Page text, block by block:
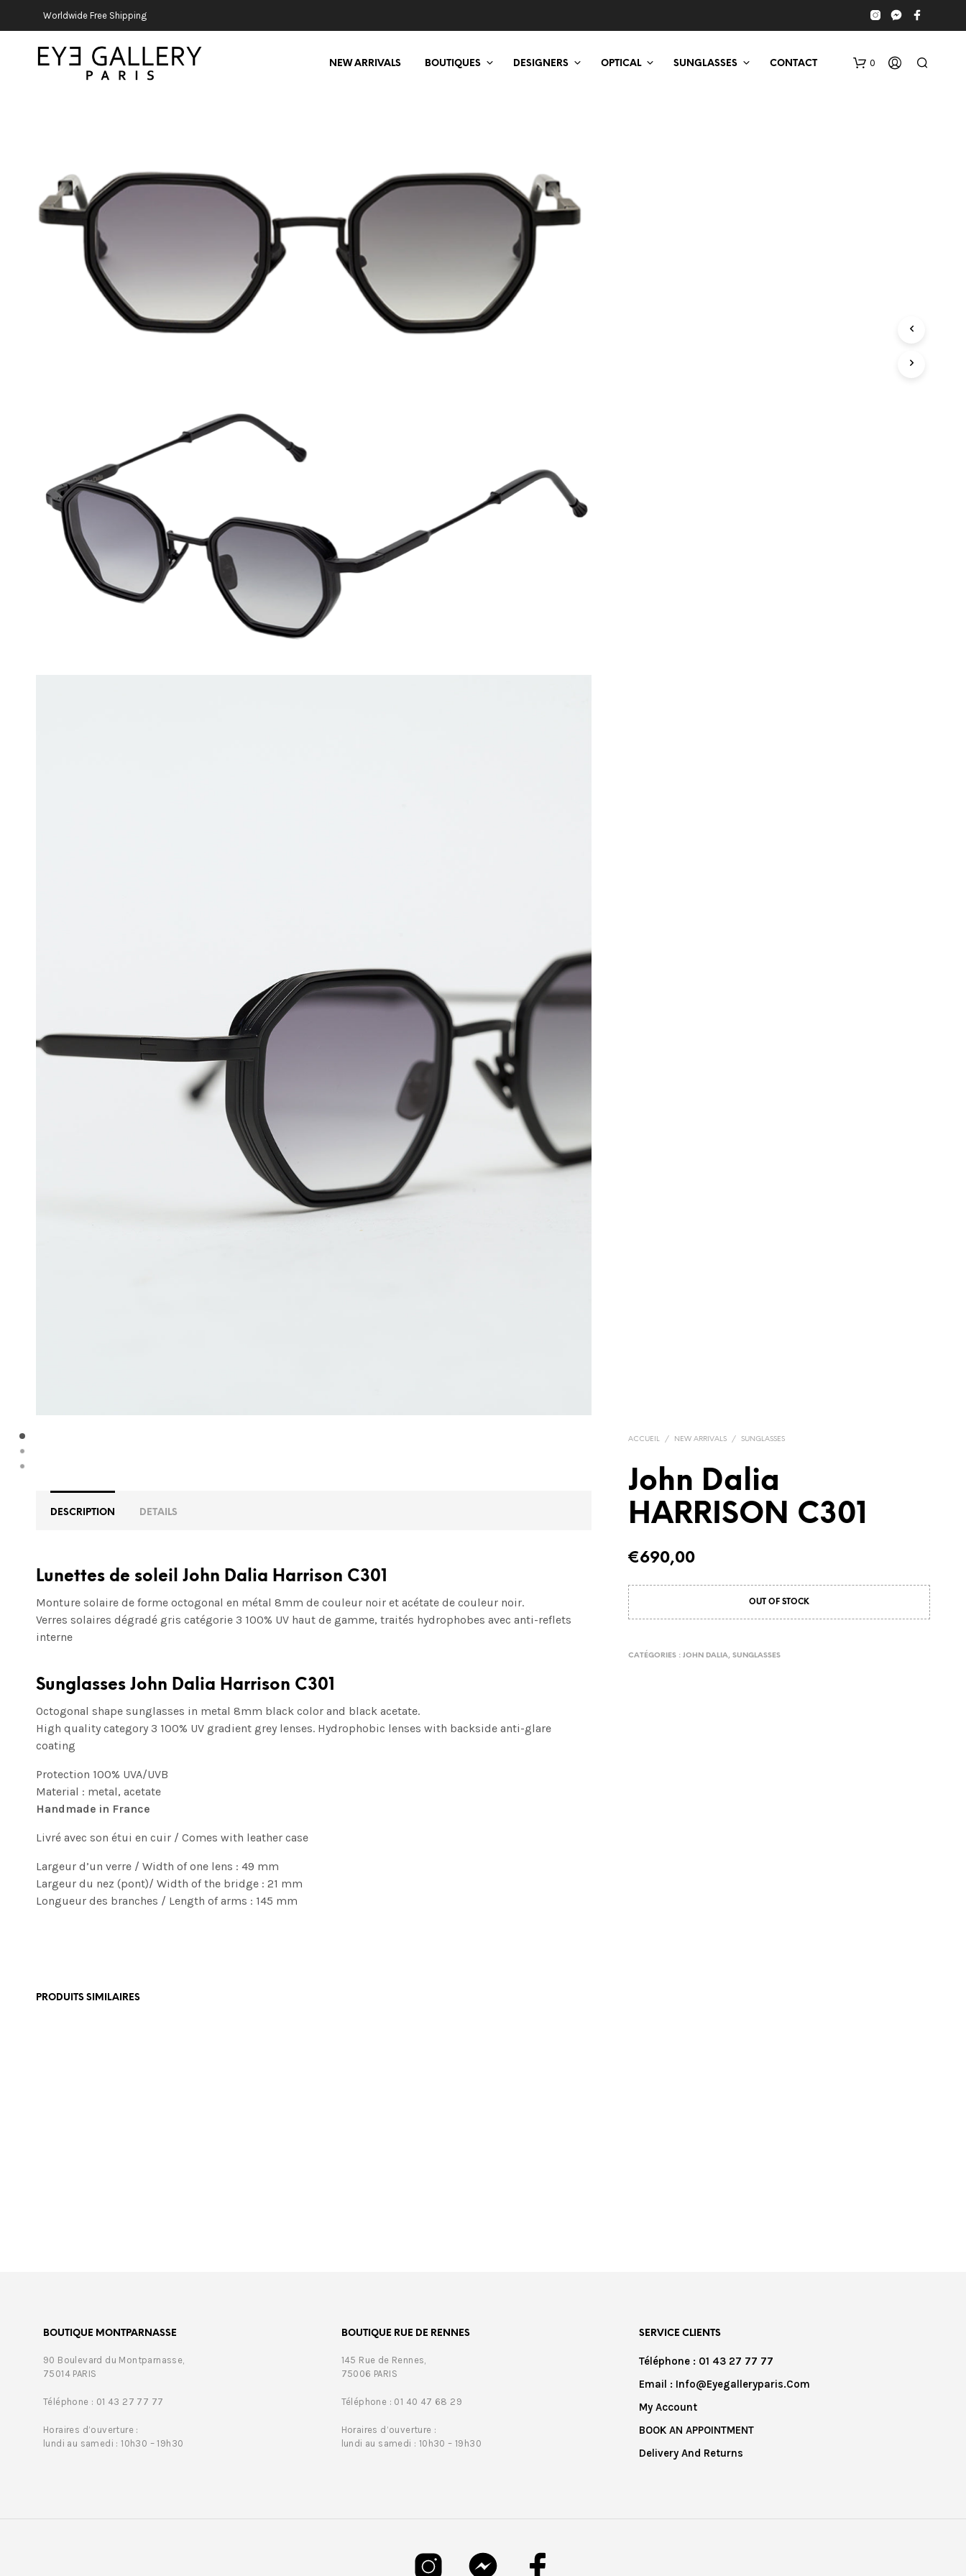
Worldwide Free Shipping
NEW ARRIVALS BOUTIQUES DESIGNERS OPTICAL SUNGLASSES CONTACT 0
ACCUEIL / NEW ARRIVALS / SUNGLASSES
John Dalia
HARRISON C301
€690,00
OUT OF STOCK
CATÉGORIES : JOHN DALIA, SUNGLASSES
DESCRIPTION DETAILS
Lunettes de soleil John Dalia Harrison C301
Monture solaire de forme octogonal en métal 8mm de couleur noir et acétate de couleur noir.
Verres solaires dégradé gris catégorie 3 100% UV haut de gamme, traités hydrophobes avec anti-reflets
interne
Sunglasses John Dalia Harrison C301
Octogonal shape sunglasses in metal 8mm black color and black acetate.
High quality category 3 100% UV gradient grey lenses. Hydrophobic lenses with backside anti-glare
coating
Protection 100% UVA/UVB
Material : metal, acetate
Handmade in France
Livré avec son étui en cuir / Comes with leather case
Largeur d’un verre / Width of one lens : 49 mm
Largeur du nez (pont)/ Width of the bridge : 21 mm
Longueur des branches / Length of arms : 145 mm
PRODUITS SIMILAIRES
BOUTIQUE MONTPARNASSE
90 Boulevard du Montparnasse,
75014 PARIS
Téléphone : 01 43 27 77 77
Horaires d’ouverture :
lundi au samedi : 10h30 – 19h30
BOUTIQUE RUE DE RENNES
145 Rue de Rennes,
75006 PARIS
Téléphone : 01 40 47 68 29
Horaires d’ouverture :
lundi au samedi : 10h30 – 19h30
SERVICE CLIENTS
Téléphone : 01 43 27 77 77
Email : Info@eyegalleryparis.com
My Account
BOOK AN APPOINTMENT
Delivery And Returns